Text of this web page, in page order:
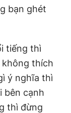
bạn ghét
tiếng thì
không thích
ý nghĩa thì
bên cạnh
thì đừng